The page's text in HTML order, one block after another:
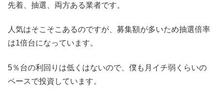
先着、抽選、両方ある業者です。
人気はそこそこあるのですが、募集額が多いため抽選倍率
は1倍台になっています。
5％台の利回りは低くはないので、僕も月イチ弱くらいの
ペースで投資しています。